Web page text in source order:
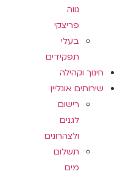
נווה
פריצקי
בעלי
תפקידים
חינוך וקהילה
שירותים אונליין
רישום
לגנים
ולצהרונים
תשלום
מים